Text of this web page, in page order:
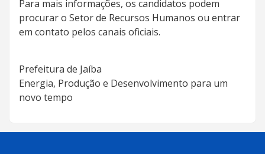
Para mais informações, os candidatos podem
procurar o Setor de Recursos Humanos ou entrar
em contato pelos canais oficiais.
Prefeitura de Jaíba
Energia, Produção e Desenvolvimento para um
novo tempo